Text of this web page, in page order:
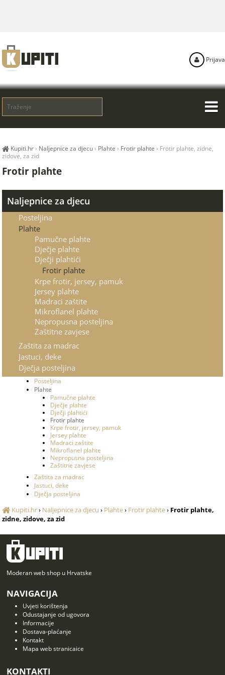
Kupiti.hr› Naljepnice za djecu › Plahte › Frotir plahte › Frotir plahte, zidne,
zidove, za zid
Frotir plahte
Naljepnice za djecu
Posteljina
Plahte
Pamučne plahte
Dječje plahte
Dječji plahtići
Frotir plahte
Krpe frotir, jersey, pamuk
Jersey plahte
Madraci zaštite
Mikroflanel plahte
Nepropusna posteljina
Zaštitne zavjese
Zaštita za madrac
Jastuci, deke
Dječja posteljina
Posteljina
Plahte
Pamučne plahte
Dječje plahte
Dječji plahtići
Frotir plahte
Krpe frotir, jersey, pamuk
Jersey plahte
Madraci zaštite
Mikroflanel plahte
Nepropusna posteljina
Zaštitne zavjese
Zaštita za madrac
Jastuci, deke
Dječja posteljina
Kupiti.hr› Naljepnice za djecu › Plahte› Frotir plahte› Frotir plahte,
zidne, zidove, za zid
Prijava
Moderan web shop u Hrvatske
NAVIGACIJA
Uvjeti korištenja
Odustajanje od ugovora
Informacije
Dostava-plaćanje
Kontakt
Mapa web stranicaice
KONTAKTI